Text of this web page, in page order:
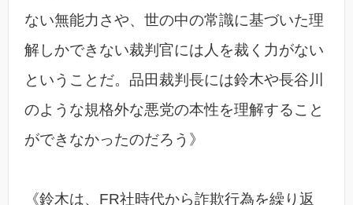
ない無能力さや、世の中の常識に基づいた理
解しかできない裁判官には人を裁く力がない
ということだ。品田裁判長には鈴木や長谷川
のような規格外な悪党の本性を理解すること
ができなかったのだろう》
《鈴木は、FR社時代から詐欺行為を繰り返